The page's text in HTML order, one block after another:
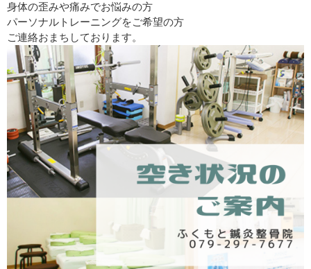
身体の歪みや痛みでお悩みの方
パーソナルトレーニングをご希望の方
ご連絡おまちしております。